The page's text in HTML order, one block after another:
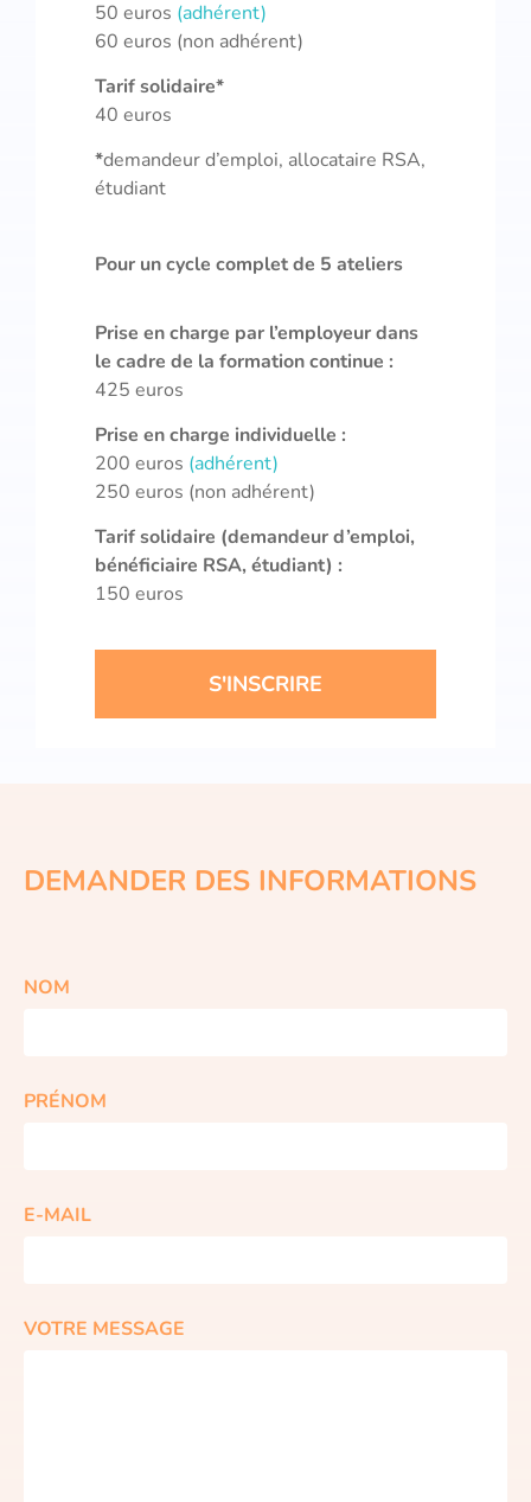
50 euros (adhérent)
60 euros (non adhérent)
Tarif solidaire*
40 euros
*demandeur d’emploi, allocataire RSA,
étudiant
Pour un cycle complet de 5 ateliers
Prise en charge par l’employeur dans
le cadre de la formation continue :
425 euros
Prise en charge individuelle :
200 euros (adhérent)
250 euros (non adhérent)
Tarif solidaire (demandeur d’emploi,
bénéficiaire RSA, étudiant) :
150 euros
S'INSCRIRE
DEMANDER DES INFORMATIONS
NOM
PRÉNOM
E-MAIL
VOTRE MESSAGE